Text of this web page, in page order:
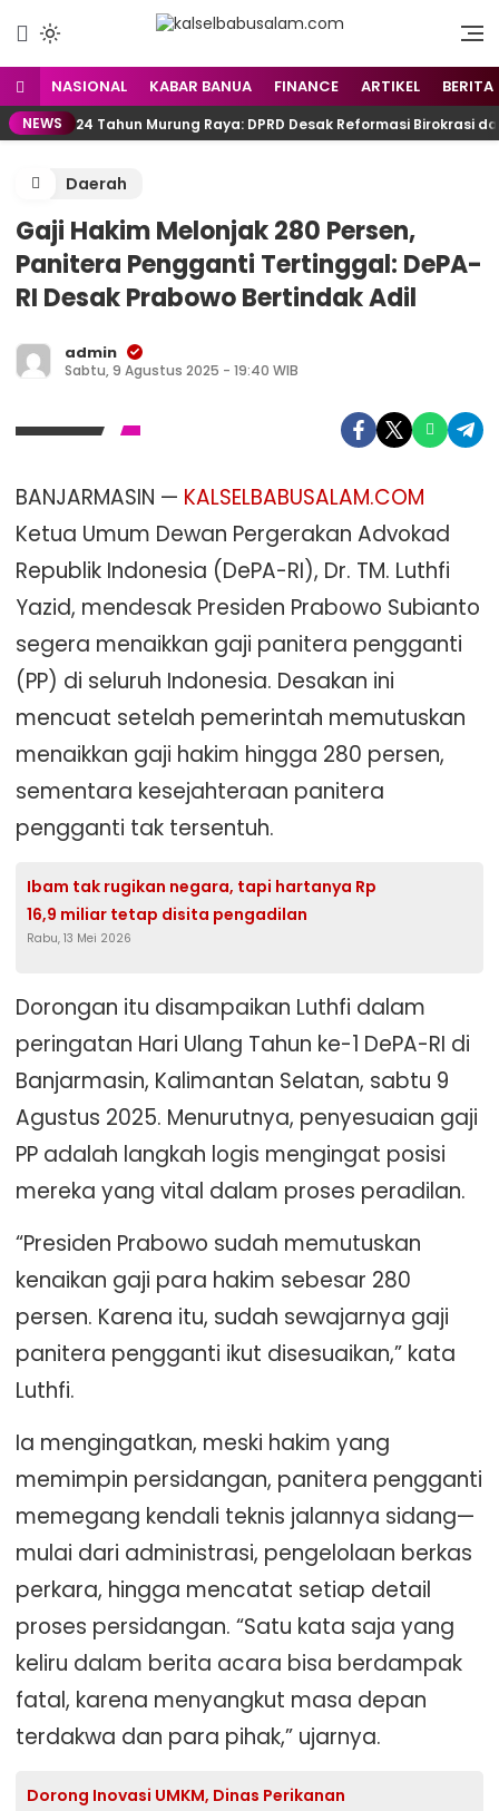
NASIONAL KABAR BANUA FINANCE ARTIKEL BERITA
NEWS 24 Tahun Murung Raya: DPRD Desak Reformasi Birokrasi
Daerah
Gaji Hakim Melonjak 280 Persen,
Panitera Pengganti Tertinggal: DePA-
RI Desak Prabowo Bertindak Adil
admin
Sabtu, 9 Agustus 2025 - 19:40 WIB
BANJARMASIN — KALSELBABUSALAM.COM
Ketua Umum Dewan Pergerakan Advokad
Republik Indonesia (DePA-RI), Dr. TM. Luthfi
Yazid, mendesak Presiden Prabowo Subianto
segera menaikkan gaji panitera pengganti
(PP) di seluruh Indonesia. Desakan ini
mencuat setelah pemerintah memutuskan
menaikkan gaji hakim hingga 280 persen,
sementara kesejahteraan panitera
pengganti tak tersentuh.
Ibam tak rugikan negara, tapi hartanya Rp
16,9 miliar tetap disita pengadilan
Rabu, 13 Mei 2026
Dorongan itu disampaikan Luthfi dalam
peringatan Hari Ulang Tahun ke-1 DePA-RI di
Banjarmasin, Kalimantan Selatan, sabtu 9
Agustus 2025. Menurutnya, penyesuaian gaji
PP adalah langkah logis mengingat posisi
mereka yang vital dalam proses peradilan.
“Presiden Prabowo sudah memutuskan
kenaikan gaji para hakim sebesar 280
persen. Karena itu, sudah sewajarnya gaji
panitera pengganti ikut disesuaikan,” kata
Luthfi.
Ia mengingatkan, meski hakim yang
memimpin persidangan, panitera pengganti
memegang kendali teknis jalannya sidang—
mulai dari administrasi, pengelolaan berkas
perkara, hingga mencatat setiap detail
proses persidangan. “Satu kata saja yang
keliru dalam berita acara bisa berdampak
fatal, karena menyangkut masa depan
terdakwa dan para pihak,” ujarnya.
Dorong Inovasi UMKM, Dinas Perikanan